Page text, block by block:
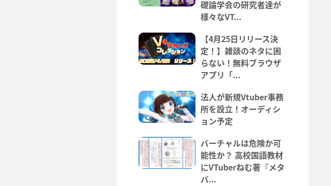
礎論学会の研究者達が
様々なVT...
【4月25日リリース決
定！】雑談のネタに困
らない！無料ブラウザ
アプリ「...
法人が新規Vtuber事務
所を設立！オーディシ
ョン予定
バーチャルは危険か可
能性か？ 高校国語教材
にVTuberねむ著『メタ
バ...